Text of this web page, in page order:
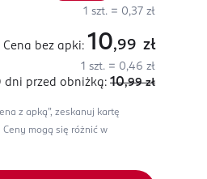
1 szt. = 0,37 zł
Cena bez apki: 10,99 zł
1 szt. = 0,46 zł
dni przed obniżką: 10,99 zł
z apką”, zeskanuj kartę
Ceny mogą się różnić w